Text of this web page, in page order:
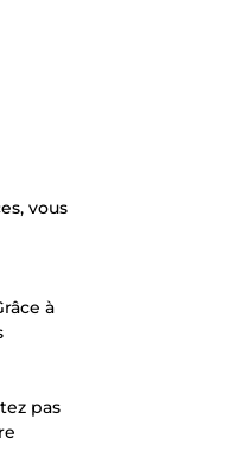
vous
à
pas